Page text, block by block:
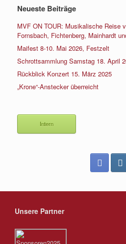
Neueste Beiträge
MVF ON TOUR: Musikalische Reise
Fornsbach, Fichtenberg, Mainhardt
Maifest 8-10. Mai 2026, Festzelt
Schrottsammlung Samstag 18. April
Rückblick Konzert 15. März 2025
„Krone“-Anstecker überreicht
Intern
Unsere Partner